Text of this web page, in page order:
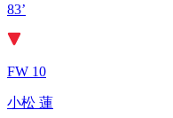
83’
FW 10
小松 蓮